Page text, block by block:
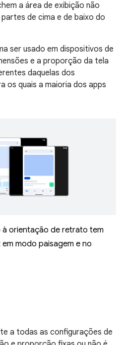
a área de exibição não
de cima e de baixo do
ser usado em dispositivos de
e a proporção da tela
daquelas dos
os quais a maioria dos apps
à orientação de retrato tem
modo paisagem e no
a todas as configurações de